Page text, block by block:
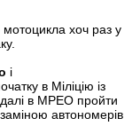
хоч раз у
і
в Міліцію із
в МРЕО пройти
автономерів